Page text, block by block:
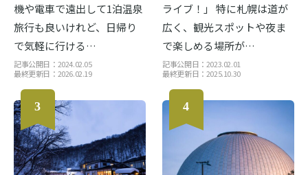
機や電車で遠出して1泊温泉
旅行も良いけれど、日帰り
で気軽に行ける…
記事公開日：2024.02.05
最終更新日：2026.02.19
ライブ！」 特に札幌は道が
広く、観光スポットや夜ま
で楽しめる場所が…
記事公開日：2023.02.01
最終更新日：2025.10.30